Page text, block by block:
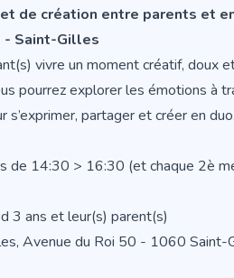
de création entre parents et
- Saint-Gilles
vivre un moment créatif, doux
pourrez explorer les émotions à
s’exprimer, partager et créer en
de 14:30 > 16:30 (et chaque 2è
3 ans et leur(s) parent(s)
Avenue du Roi 50 - 1060 Saint-